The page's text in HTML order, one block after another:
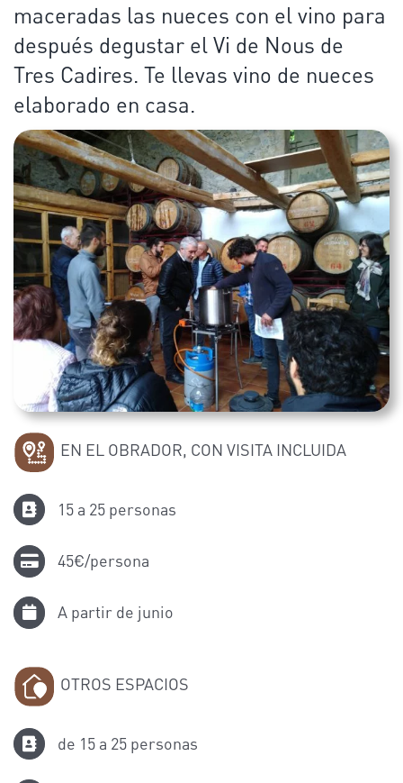
maceradas las nueces con el vino para
después degustar el Vi de Nous de
Tres Cadires. Te llevas vino de nueces
elaborado en casa.
EN EL OBRADOR, CON VISITA INCLUIDA
15 a 25 personas
45€/persona
A partir de junio
OTROS ESPACIOS
de 15 a 25 personas